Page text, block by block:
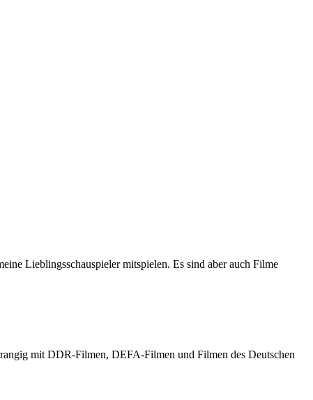
Lieblingsschauspieler mitspielen. Es sind aber auch Filme
mit DDR-Filmen, DEFA-Filmen und Filmen des Deutschen